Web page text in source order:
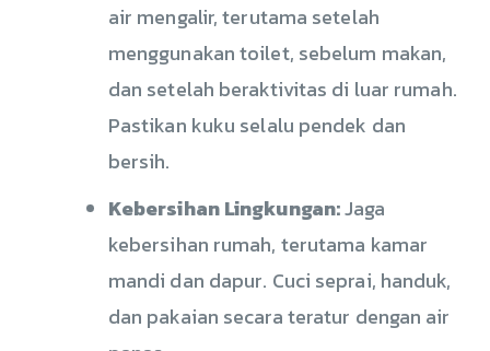
air mengalir, terutama setelah
menggunakan toilet, sebelum makan,
dan setelah beraktivitas di luar rumah.
Pastikan kuku selalu pendek dan
bersih.
Kebersihan Lingkungan:Jaga
kebersihan rumah, terutama kamar
mandi dan dapur. Cuci seprai, handuk,
dan pakaian secara teratur dengan air